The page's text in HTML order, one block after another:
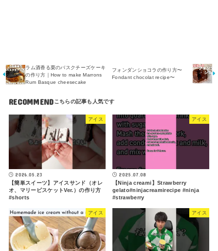
ラム酒香る栗のバスクチーズケーキ
の作り方｜How to make Marrons
Rum Basque cheesecake
フォンダンショコラの作り方〜
Fondant chocolat recipe〜
RECOMMEND
アイス
2026.05.23
【簡単スイーツ】アイスサンド（オレ
オ、マリービスケットVer.）の作り方
#shorts
アイス
2025.07.08
【Ninja creami】Strawberry
gelato#ninjacreamirecipe #ninja
#strawberry
アイス アイス